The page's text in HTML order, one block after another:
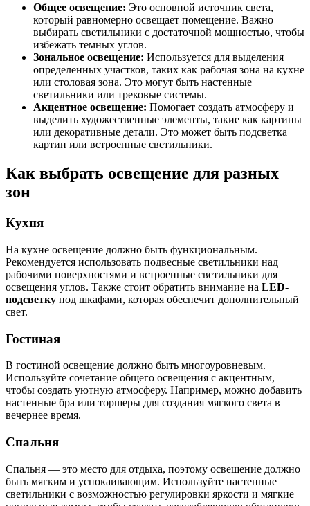
Общее освещение: Это основной источник света,
который равномерно освещает помещение. Важно
выбирать светильники с достаточной мощностью, чтобы
избежать темных углов.
Зональное освещение: Используется для выделения
определенных участков, таких как рабочая зона на кухне
или столовая зона. Это могут быть настенные
светильники или трековые системы.
Акцентное освещение: Помогает создать атмосферу и
выделить художественные элементы, такие как картины
или декоративные детали. Это может быть подсветка
картин или встроенные светильники.
Как выбрать освещение для разных
зон
Кухня
На кухне освещение должно быть функциональным.
Рекомендуется использовать подвесные светильники над
рабочими поверхностями и встроенные светильники для
освещения углов. Также стоит обратить внимание на LED-
подсветку под шкафами, которая обеспечит дополнительный
свет.
Гостиная
В гостиной освещение должно быть многоуровневым.
Используйте сочетание общего освещения с акцентным,
чтобы создать уютную атмосферу. Например, можно добавить
настенные бра или торшеры для создания мягкого света в
вечернее время.
Спальня
Спальня — это место для отдыха, поэтому освещение должно
быть мягким и успокаивающим. Используйте настенные
светильники с возможностью регулировки яркости и мягкие